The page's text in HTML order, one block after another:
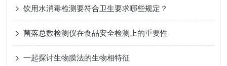
饮用水消毒检测要符合卫生要求哪些规定？
菌落总数检测仪在食品安全检测上的重要性
一起探讨生物膜法的生物相特征